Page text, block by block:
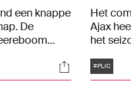
een knappe
De
2-0. Rayane
in het
Socials
Het
Ajax
het
de
Tags
#PLIC